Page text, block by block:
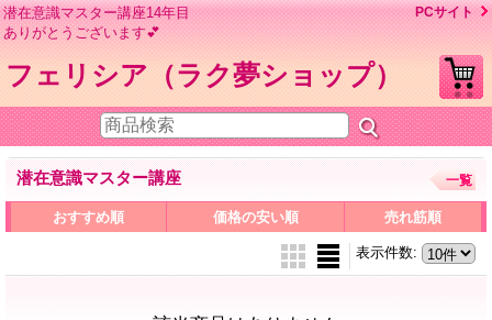
潜在意識マスター講座14年目
ありがとうございます💕
PCサイト
フェリシア（ラク夢ショップ）
潜在意識マスター講座 一覧
おすすめ順 価格の安い順 売れ筋順
表示件数: